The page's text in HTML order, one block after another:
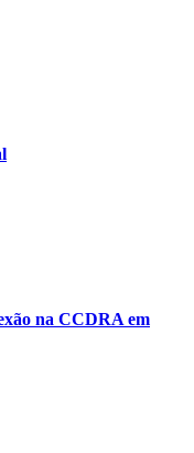
na CCDRA em